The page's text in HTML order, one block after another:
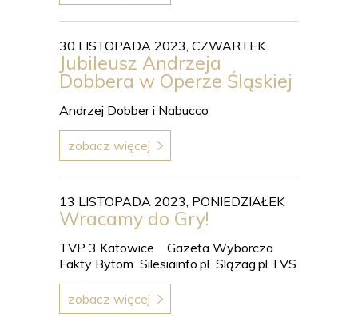
30 LISTOPADA 2023, CZWARTEK
Jubileusz Andrzeja
Dobbera w Operze Śląskiej
Andrzej Dobber i Nabucco
zobacz więcej
13 LISTOPADA 2023, PONIEDZIAŁEK
Wracamy do Gry!
TVP 3 Katowice Gazeta Wyborcza
Fakty Bytom Silesiainfo.pl Slązag.pl TVS
zobacz więcej